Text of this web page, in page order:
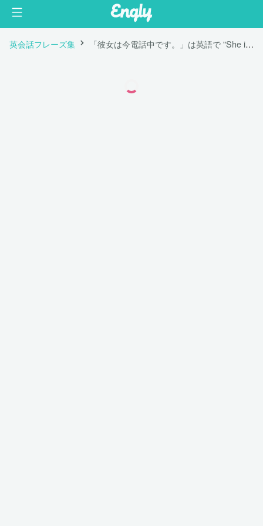
英会話フレーズ集 「彼女は今電話中です。」は英語で "She is on the phone now."